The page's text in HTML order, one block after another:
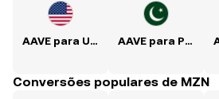
AAVE para USD AAVE para PKR
Conversões populares de MZN